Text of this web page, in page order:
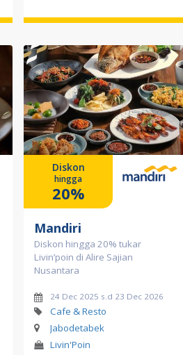
Diskon
hingga
20%
Mandiri
Diskon hingga 20% tukar
Livin’poin di Alire Sajian
Nusantara
24 Dec 2025 s.d 23 Dec 2026
Cafe & Resto
Jabodetabek
Livin'Poin